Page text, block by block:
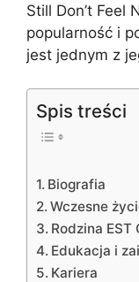
Still Don’t Feel
popularność i
jest jednym z
Spis treści
Biografia
Wczesne
Rodzina EST
Edukacja i
Kariera